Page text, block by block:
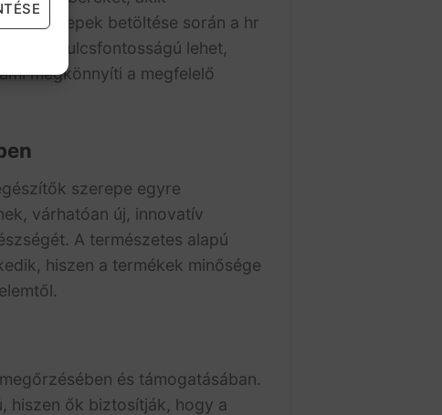
szerepek betöltése során a hr
) kulcsfontosságú lehet,
megkönnyíti a megfelelő
szerepe egyre
várhatóan új, innovatív
A természetes alapú
hiszen a termékek minősége
és támogatásában.
hiszen ők biztosítják, hogy a